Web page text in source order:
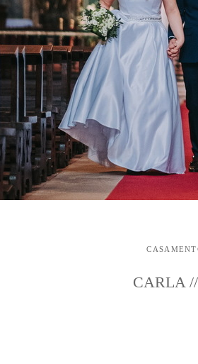
CARLA